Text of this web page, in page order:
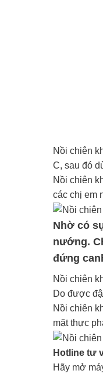
Nồi chiên
C, sau đó
Nồi chiên
các chị em
Nhờ có
nướng.
đứng
Nồi chiên
Do được
Nồi chiên
mặt thực
Hotline tư
Hãy mở